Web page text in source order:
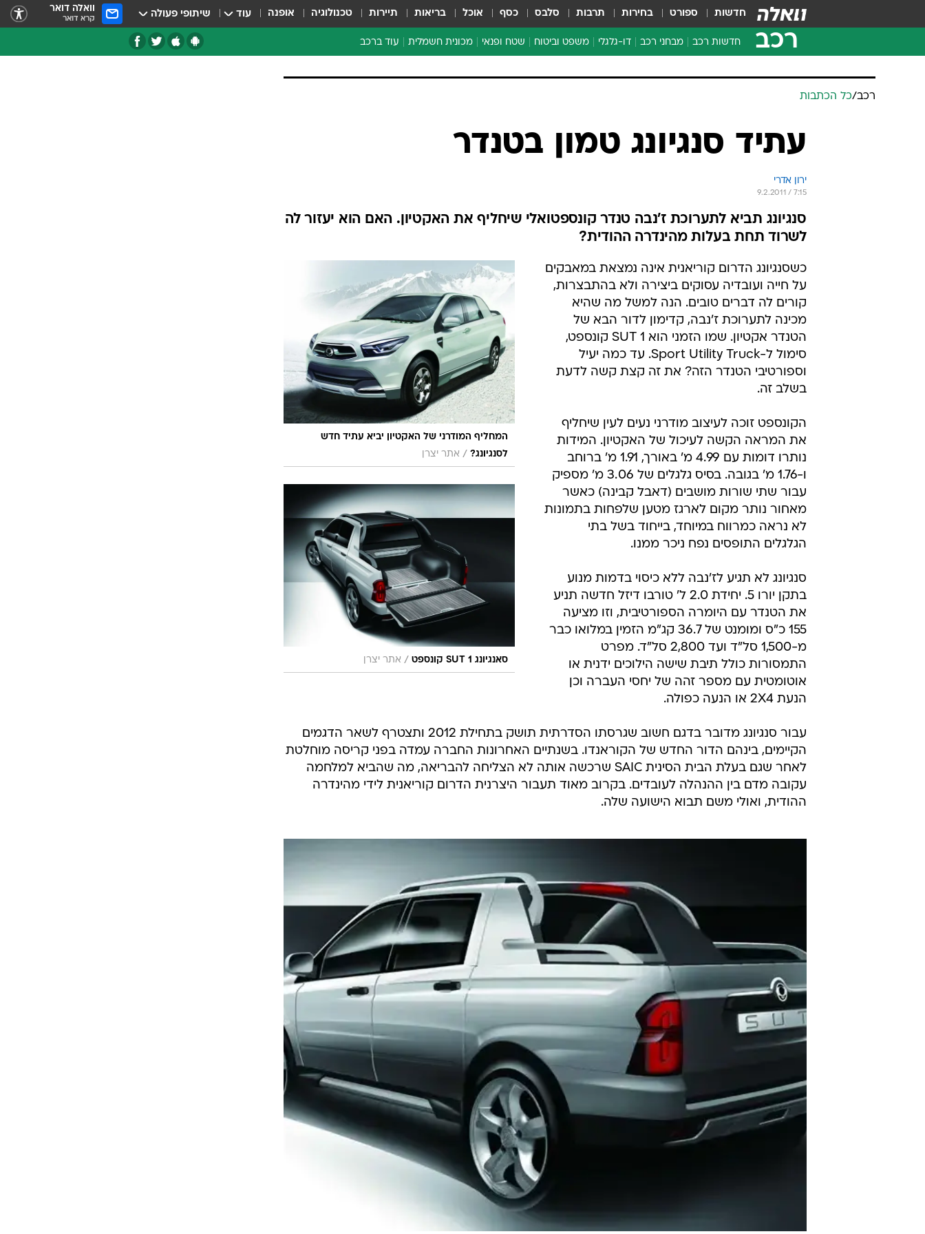
חדשות ספורט בחירות תרבות סלבס כסף אוכל בריאות תיירות טכנולוגיה אופנה עוד שיתופי פעולה וואלה דואר
קרא דואר
רכב חדשות רכב מבחני רכב דו-גלגלי משפט וביטוח שטח ופנאי מכונית חשמלית עוד ברכב
טכנולוגיה
בטיחות
סדנאות ושיפורים
דעות
כל הכתבות
ארכיון מדורים סוגרים שנה
פוטו רצח כתבו לנו
אביזרים לרכב
רכב/כל הכתבות
עתיד סנגיונג טמון בטנדר
ירון אדרי
9.2.2011 / 7:15
סנגיונג תביא לתערוכת ז'נבה טנדר קונספטואלי שיחליף את האקטיון. האם הוא יעזור לה
לשרוד תחת בעלות מהינדרה ההודית?
המחליף המודרני של האקטיון יביא עתיד חדש
לסנגיונג? / אתר יצרן
סאנגיונג SUT 1 קונספט / אתר יצרן
כשסנגיונג הדרום קוריאנית אינה נמצאת במאבקים
על חייה ועובדיה עסוקים ביצירה ולא בהתבצרות,
קורים לה דברים טובים. הנה למשל מה שהיא
מכינה לתערוכת ז'נבה, קדימון לדור הבא של
הטנדר אקטיון. שמו הזמני הוא SUT 1 קונספט,
סימול ל-Sport Utility Truck. עד כמה יעיל
וספורטיבי הטנדר הזה? את זה קצת קשה לדעת
בשלב זה.
הקונספט זוכה לעיצוב מודרני נעים לעין שיחליף
את המראה הקשה לעיכול של האקטיון. המידות
נותרו דומות עם 4.99 מ' באורך, 1.91 מ' ברוחב
ו-1.76 מ' בגובה. בסיס גלגלים של 3.06 מ' מספיק
עבור שתי שורות מושבים (דאבל קבינה) כאשר
מאחור נותר מקום לארגז מטען שלפחות בתמונות
לא נראה כמרווח במיוחד, בייחוד בשל בתי
הגלגלים התופסים נפח ניכר ממנו.
סנגיונג לא תגיע לז'נבה ללא כיסוי בדמות מנוע
בתקן יורו 5. יחידת 2.0 ל' טורבו דיזל חדשה תניע
את הטנדר עם היומרה הספורטיבית, וזו מציעה
155 כ"ס ומומנט של 36.7 קג"מ הזמין במלואו כבר
מ-1,500 סל"ד ועד 2,800 סל"ד. מפרט
התמסורות כולל תיבת שישה הילוכים ידנית או
אוטומטית עם מספר זהה של יחסי העברה וכן
הנעת 2X4 או הנעה כפולה.
עבור סנגיונג מדובר בדגם חשוב שגרסתו הסדרתית תושק בתחילת 2012 ותצטרף לשאר הדגמים
הקיימים, בינהם הדור החדש של הקוראנדו. בשנתיים האחרונות החברה עמדה בפני קריסה מוחלטת
לאחר שגם בעלת הבית הסינית SAIC שרכשה אותה לא הצליחה להבריאה, מה שהביא למלחמה
עקובה מדם בין ההנהלה לעובדים. בקרוב מאוד תעבור היצרנית הדרום קוריאנית לידי מהינדרה
ההודית, ואולי משם תבוא הישועה שלה.